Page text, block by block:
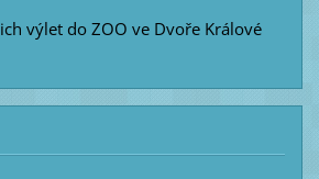
výlet do ZOO ve Dvoře Králové